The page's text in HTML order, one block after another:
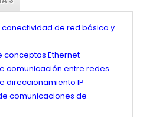
conectividad de red básica y
conceptos Ethernet
comunicación entre redes
direccionamiento IP
comunicaciones de